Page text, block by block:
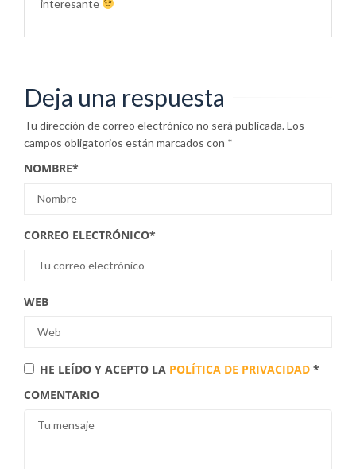
interesante
Deja una respuesta
Tu dirección de correo electrónico no será publicada.Los
campos obligatorios están marcados con *
NOMBRE*
CORREO ELECTRÓNICO*
WEB
HE LEÍDO Y ACEPTO LA POLÍTICA DE PRIVACIDAD *
COMENTARIO